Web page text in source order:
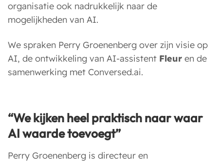
organisatie ook nadrukkelijk naar de
mogelijkheden van AI.
We spraken Perry Groenenberg over zijn visie op
AI, de ontwikkeling van AI-assistent Fleur en de
samenwerking met Conversed.ai.
“We kijken heel praktisch naar waar
AI waarde toevoegt”
Perry Groenenberg is directeur en